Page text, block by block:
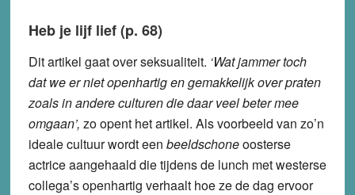
Heb je lijf lief (p. 68)
Dit artikel gaat over seksualiteit. ‘Wat jammer toch
dat we er niet openhartig en gemakkelijk over praten
zoals in andere culturen die daar veel beter mee
omgaan’, zo opent het artikel. Als voorbeeld van zo’n
ideale cultuur wordt een beeldschoneoosterse
actrice aangehaald die tijdens de lunch met westerse
collega’s openhartig verhaalt hoe ze de dag ervoor